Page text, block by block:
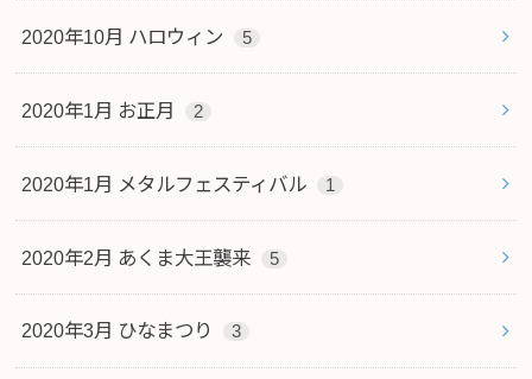
2020年10月 ハロウィン 5
2020年1月 お正月 2
2020年1月 メタルフェスティバル 1
2020年2月 あくま大王襲来 5
2020年3月 ひなまつり 3